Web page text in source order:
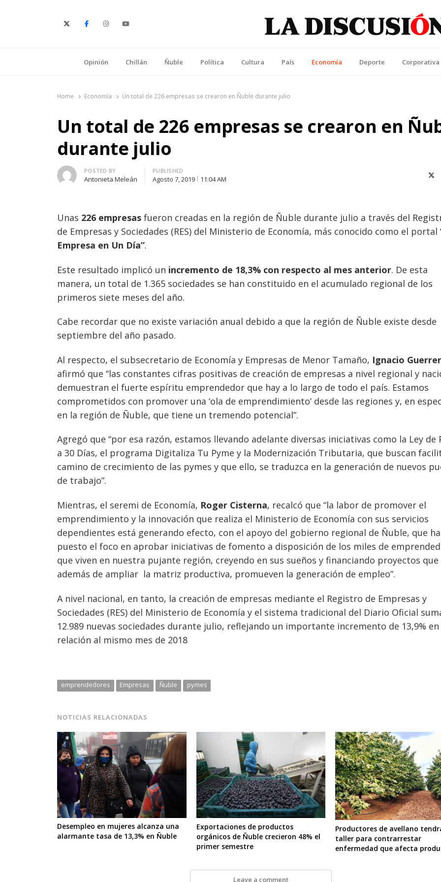
Opinión Chillán Ñuble Política Cultura País Economía Deporte Corporativa
Home Economía Un total de 226 empresas se crearon en Ñuble durante julio
Un total de 226 empresas se crearon en
durante julio
Author
POSTED BY
Antonieta Meleán
PUBLISHED
Agosto 7, 2019 11:04 AM X
Unas 226 empresas fueron creadas en la región de Ñuble durante julio a través del
de Empresas y Sociedades (RES) del Ministerio de Economía, más conocido como el portal
Empresa en Un Día”.
Este resultado implicó un incremento de 18,3% con respecto al mes anterior. De esta
manera, un total de 1.365 sociedades se han constituido en el acumulado regional de los
primeros siete meses del año.
Cabe recordar que no existe variación anual debido a que la región de Ñuble existe desde
septiembre del año pasado.
Al respecto, el subsecretario de Economía y Empresas de Menor Tamaño, Ignacio
afirmó que “las constantes cifras positivas de creación de empresas a nivel regional y
demuestran el fuerte espíritu emprendedor que hay a lo largo de todo el país. Estamos
comprometidos con promover una ‘ola de emprendimiento’ desde las regiones y, en
en la región de Ñuble, que tiene un tremendo potencial”.
Agregó que “por esa razón, estamos llevando adelante diversas iniciativas como la Ley de
a 30 Días, el programa Digitaliza Tu Pyme y la Modernización Tributaria, que buscan
camino de crecimiento de las pymes y que ello, se traduzca en la generación de nuevos
de trabajo”.
Mientras, el seremi de Economía, Roger Cisterna, recalcó que “la labor de promover el
emprendimiento y la innovación que realiza el Ministerio de Economía con sus servicios
dependientes está generando efecto, con el apoyo del gobierno regional de Ñuble, que ha
puesto el foco en aprobar iniciativas de fomento a disposición de los miles de
que viven en nuestra pujante región, creyendo en sus sueños y financiando proyectos que
además de ampliar la matriz productiva, promueven la generación de empleo”.
A nivel nacional, en tanto, la creación de empresas mediante el Registro de Empresas y
Sociedades (RES) del Ministerio de Economía y el sistema tradicional del Diario Oficial
12.989 nuevas sociedades durante julio, reflejando un importante incremento de 13,9% en
relación al mismo mes de 2018
emprendedores Empresas Ñuble pymes
NOTICIAS RELACIONADAS
Desempleo en mujeres alcanza una
alarmante tasa de 13,3% en Ñuble
Exportaciones de productos
orgánicos de Ñuble crecieron 48% el
primer semestre
Productores de avellano
taller para contrarrestar
enfermedad que afecta
Leave a comment
Navegación